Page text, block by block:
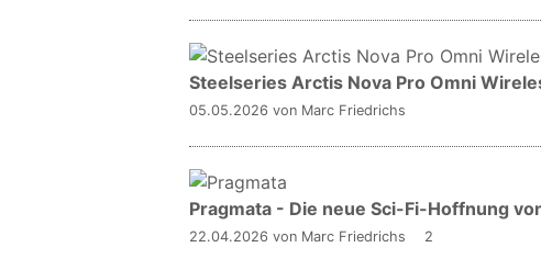
Steelseries Arctis Nova Pro Omni
05.05.2026 von Marc Friedrichs
Pragmata - Die neue Sci-Fi-Hoffnung
22.04.2026 von Marc Friedrichs 2